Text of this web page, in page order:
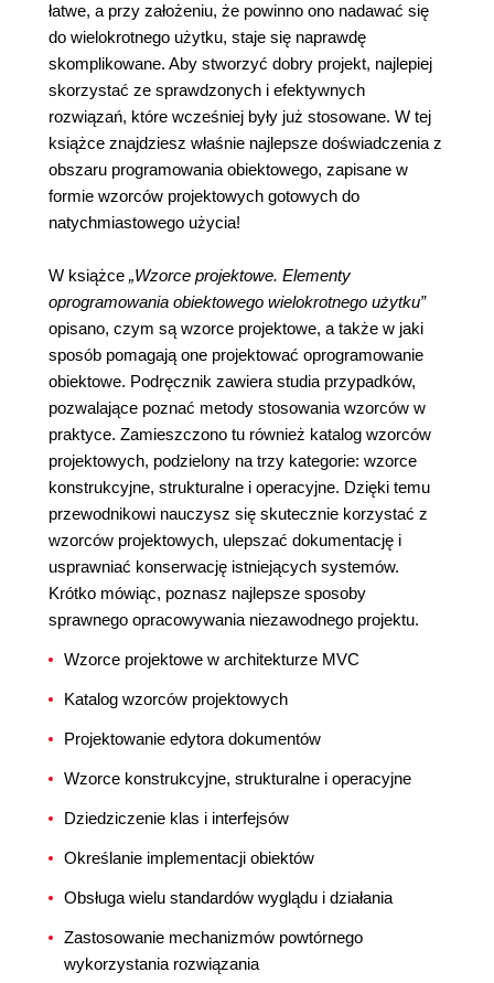
łatwe, a przy założeniu, że powinno ono nadawać się
do wielokrotnego użytku, staje się naprawdę
skomplikowane. Aby stworzyć dobry projekt, najlepiej
skorzystać ze sprawdzonych i efektywnych
rozwiązań, które wcześniej były już stosowane. W tej
książce znajdziesz właśnie najlepsze doświadczenia z
obszaru programowania obiektowego, zapisane w
formie wzorców projektowych gotowych do
natychmiastowego użycia!
W książce „Wzorce projektowe. Elementy
oprogramowania obiektowego wielokrotnego użytku”
opisano, czym są wzorce projektowe, a także w jaki
sposób pomagają one projektować oprogramowanie
obiektowe. Podręcznik zawiera studia przypadków,
pozwalające poznać metody stosowania wzorców w
praktyce. Zamieszczono tu również katalog wzorców
projektowych, podzielony na trzy kategorie: wzorce
konstrukcyjne, strukturalne i operacyjne. Dzięki temu
przewodnikowi nauczysz się skutecznie korzystać z
wzorców projektowych, ulepszać dokumentację i
usprawniać konserwację istniejących systemów.
Krótko mówiąc, poznasz najlepsze sposoby
sprawnego opracowywania niezawodnego projektu.
Wzorce projektowe w architekturze MVC
Katalog wzorców projektowych
Projektowanie edytora dokumentów
Wzorce konstrukcyjne, strukturalne i operacyjne
Dziedziczenie klas i interfejsów
Określanie implementacji obiektów
Obsługa wielu standardów wyglądu i działania
Zastosowanie mechanizmów powtórnego
wykorzystania rozwiązania